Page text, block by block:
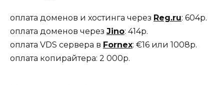
оплата доменов и хостинга через Reg.ru: 604р.
оплата доменов через Jino: 414р.
оплата VDS сервера в Fornex: €16 или 1008р.
оплата копирайтера: 2 000р.